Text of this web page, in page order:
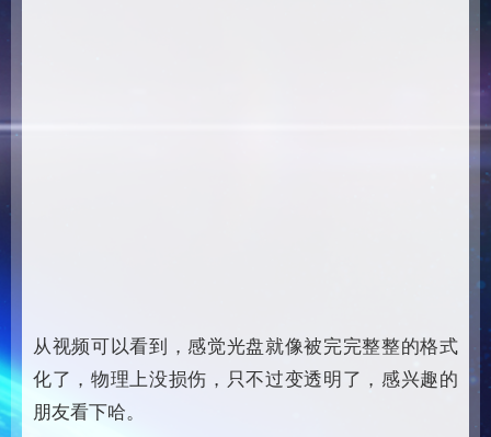
从视频可以看到，感觉光盘就像被完完整整的格式
化了，物理上没损伤，只不过变透明了，感兴趣的
朋友看下哈。